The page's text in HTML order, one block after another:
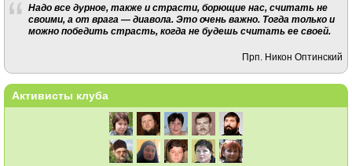
Надо все дурное, также и страсти, борющие нас, считать не
своими, а от врага — диавола. Это очень важно. Тогда только и
можно победить страсть, когда не будешь считать ее своей.
Прп. Никон Оптинский
Активисты клуба